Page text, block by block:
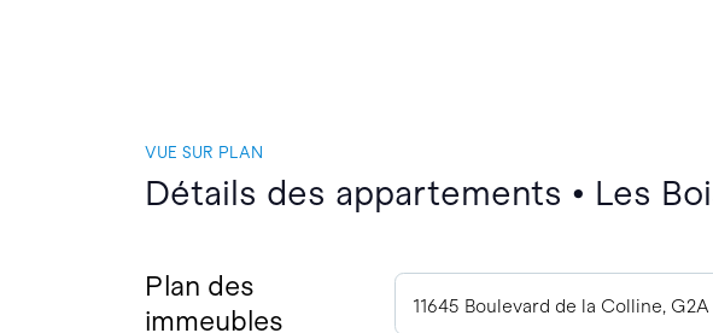
VUE SUR PLAN
Détails des appartements • Les
Plan des
immeubles